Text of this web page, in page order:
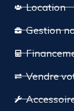
Location
Gestion
Vendre